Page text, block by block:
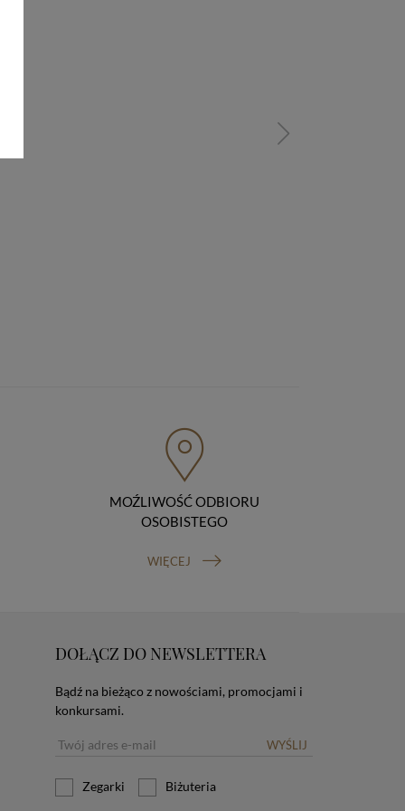
MOŹLIWOŚĆ ODBIORU
OSOBISTEGO
WIĘCEJ
DOŁĄCZ DO NEWSLETTERA
Bądź na bieżąco z nowościami, promocjami i
konkursami.
WYŚLIJ
Zegarki Biżuteria